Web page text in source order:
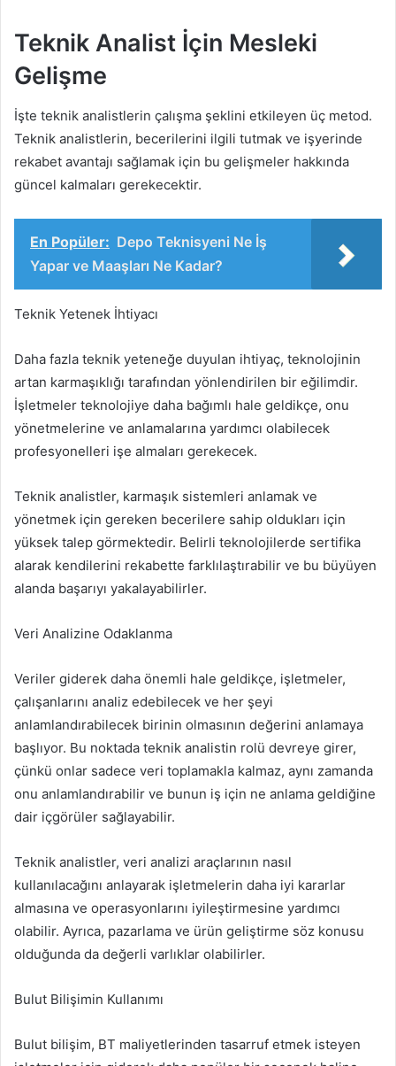
Teknik Analist İçin Mesleki
Gelişme
İşte teknik analistlerin çalışma şeklini etkileyen üç metod.
Teknik analistlerin, becerilerini ilgili tutmak ve işyerinde
rekabet avantajı sağlamak için bu gelişmeler hakkında
güncel kalmaları gerekecektir.
En Popüler: Depo Teknisyeni Ne İş
Yapar ve Maaşları Ne Kadar?
Teknik Yetenek İhtiyacı
Daha fazla teknik yeteneğe duyulan ihtiyaç, teknolojinin
artan karmaşıklığı tarafından yönlendirilen bir eğilimdir.
İşletmeler teknolojiye daha bağımlı hale geldikçe, onu
yönetmelerine ve anlamalarına yardımcı olabilecek
profesyonelleri işe almaları gerekecek.
Teknik analistler, karmaşık sistemleri anlamak ve
yönetmek için gereken becerilere sahip oldukları için
yüksek talep görmektedir. Belirli teknolojilerde sertifika
alarak kendilerini rekabette farklılaştırabilir ve bu büyüyen
alanda başarıyı yakalayabilirler.
Veri Analizine Odaklanma
Veriler giderek daha önemli hale geldikçe, işletmeler,
çalışanlarını analiz edebilecek ve her şeyi
anlamlandırabilecek birinin olmasının değerini anlamaya
başlıyor. Bu noktada teknik analistin rolü devreye girer,
çünkü onlar sadece veri toplamakla kalmaz, aynı zamanda
onu anlamlandırabilir ve bunun iş için ne anlama geldiğine
dair içgörüler sağlayabilir.
Teknik analistler, veri analizi araçlarının nasıl
kullanılacağını anlayarak işletmelerin daha iyi kararlar
almasına ve operasyonlarını iyileştirmesine yardımcı
olabilir. Ayrıca, pazarlama ve ürün geliştirme söz konusu
olduğunda da değerli varlıklar olabilirler.
Bulut Bilişimin Kullanımı
Bulut bilişim, BT maliyetlerinden tasarruf etmek isteyen